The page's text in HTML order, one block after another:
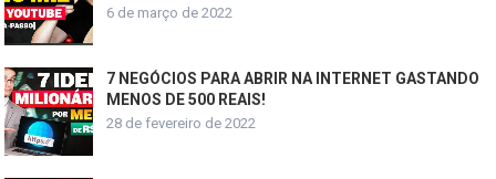
6 de março de 2022
7 NEGÓCIOS PARA ABRIR NA INTERNET GASTANDO
MENOS DE 500 REAIS!
28 de fevereiro de 2022